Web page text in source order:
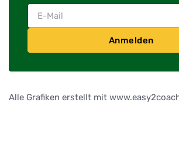
Anmelden
Alle Grafiken erstellt mit